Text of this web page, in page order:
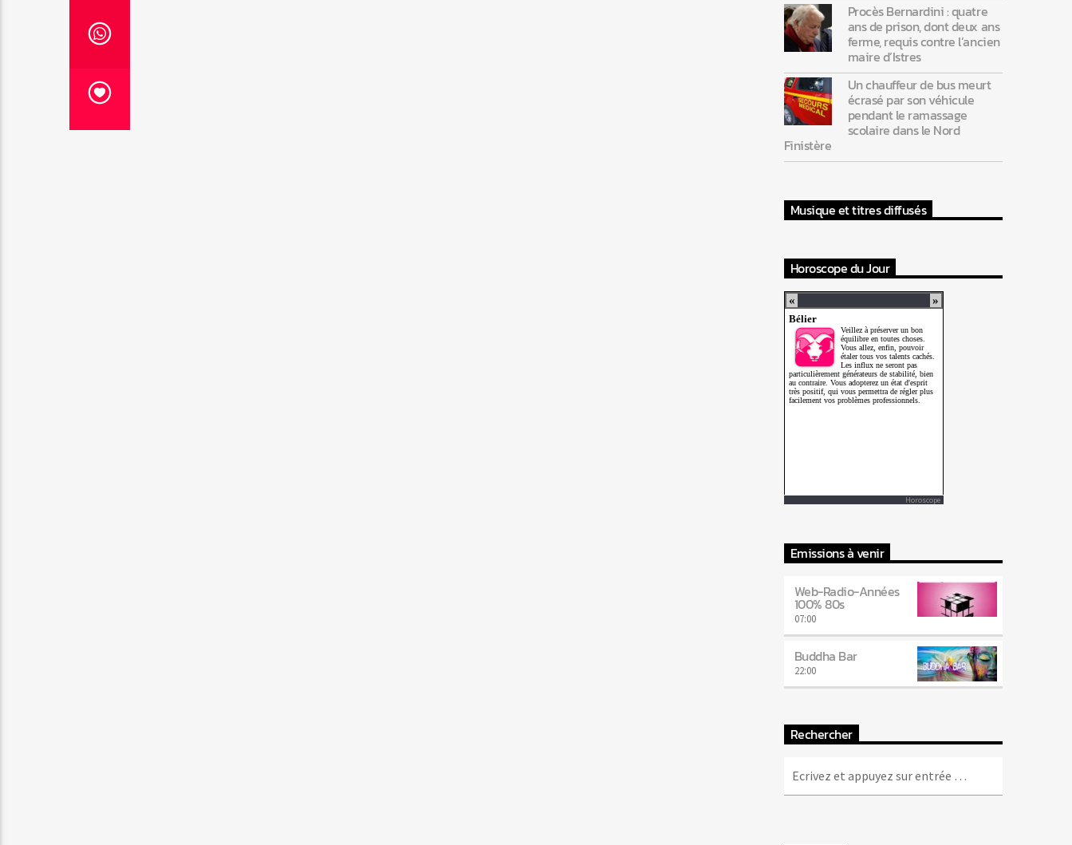
Procès Bernardini : quatre
ans de prison, dont deux ans
ferme, requis contre l’ancien
maire d’Istres
Un chauffeur de bus meurt
écrasé par son véhicule
pendant le ramassage
scolaire dans le Nord
Finistère
Musique et titres diffusés
Horoscope du Jour
Horoscope
Emissions à venir
Web-Radio-Années
100% 80s
07:00
Buddha Bar
22:00
Rechercher